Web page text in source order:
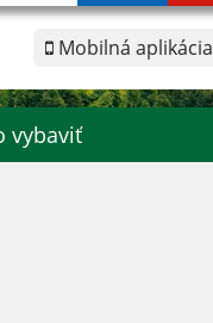
Mobilná aplikácia
vybaviť